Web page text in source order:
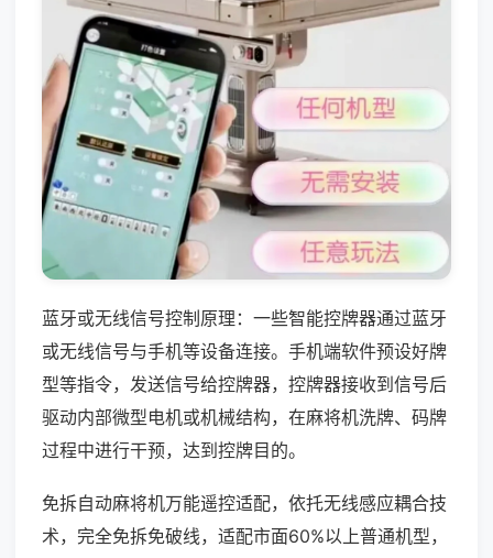
蓝牙或无线信号控制原理：一些智能控牌器通过蓝牙
或无线信号与手机等设备连接。手机端软件预设好牌
型等指令，发送信号给控牌器，控牌器接收到信号后
驱动内部微型电机或机械结构，在麻将机洗牌、码牌
过程中进行干预，达到控牌目的。
免拆自动麻将机万能遥控适配，依托无线感应耦合技
术，完全免拆免破线，适配市面60%以上普通机型，